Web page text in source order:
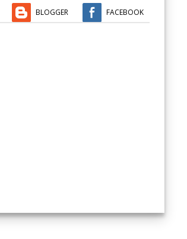
BLOGGER FACEBOOK